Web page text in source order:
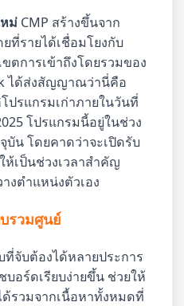
ม่ CMP สร้างขึ้นจาก
ที่รายได้เชื่อมโยงกับ
ตการเข้าถึงโดยรวมของ
ได้ส่งสัญญาณว่านี่คือ
ปรแกรมเก่าภายในวันที่
โปรแกรมนี้อยู่ในช่วง
บัน โดยคาดว่าจะเปิดรับ
ห้เป็นช่วงเวลาสำคัญ
งตำแหน่งตัวเอง
รวมศูนย์
ที่จับต้องได้หลายประการ
อร์ดเรียบง่ายขึ้น ช่วยให้
ด้รวมจากเนื้อหาทั้งหมดที่